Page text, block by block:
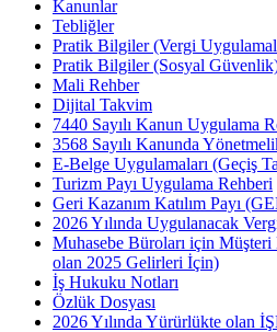
Kanunlar
Tebliğler
Pratik Bilgiler (Vergi
Pratik Bilgiler (Sosyal
Mali Rehber
Dijital Takvim
7440 Sayılı Kanun Uygulama
3568 Sayılı Kanunda
E-Belge Uygulamaları (Geçiş
Turizm Payı Uygulama Rehberi
Geri Kazanım Katılım Payı
2026 Yılında Uygulanacak
Muhasebe Büroları için
olan 2025 Gelirleri İçin)
İş Hukuku Notları
Özlük Dosyası
2026 Yılında Yürürlükte olan